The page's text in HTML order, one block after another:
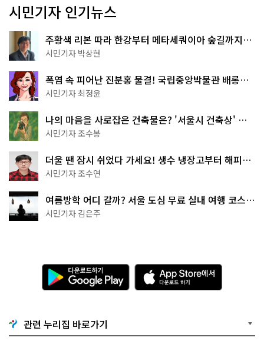
시민기자 인기뉴스
주황색 리본 따라 한강부터 메타세쿼이아 숲길까지…
서울둘레길 15코스
시민기자 박상현
폭염 속 피어난 진분홍 물결! 국립중앙박물관 배롱나
무 명소
시민기자 최정윤
나의 마음을 사로잡은 건축물은? '서울시 건축상' 수
상작 공개!
시민기자 조수봉
더울 땐 잠시 쉬었다 가세요! 생수 냉장고부터 해피소
·무더위쉼터까지
시민기자 조수연
여름방학 어디 갈까? 서울 도심 무료 실내 여행 코스
추천
시민기자 김은주
다
운
로
기
G
o
A
p
p
e
관련 누리집 바로가기